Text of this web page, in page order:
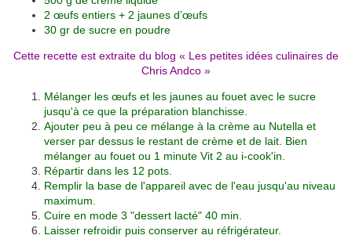
2 œufs entiers + 2 jaunes d’œufs
30 gr de sucre en poudre
Cette recette est extraite du blog « Les petites idées culinaires de
Chris Andco »
Mélanger les œufs et les jaunes au fouet avec le sucre
jusqu'à ce que la préparation blanchisse.
Ajouter peu à peu ce mélange à la crème au Nutella et
verser par dessus le restant de crème et de lait. Bien
mélanger au fouet ou 1 minute Vit 2 au i-cook'in.
Répartir dans les 12 pots.
Remplir la base de l'appareil avec de l'eau jusqu'au niveau
maximum.
Cuire en mode 3 "dessert lacté" 40 min.
Laisser refroidir puis conserver au réfrigérateur.